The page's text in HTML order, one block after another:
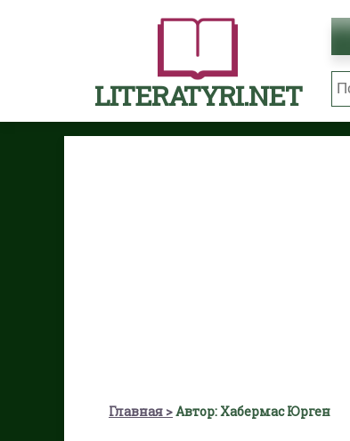
LITERATYRI.NET
Главная Автор: Хабермас Юрген